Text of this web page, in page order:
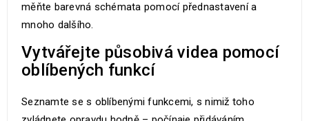
měňte barevná schémata pomocí přednastavení a
mnoho dalšího.
Vytvářejte působivá videa pomocí
oblíbených funkcí
Seznamte se s oblíbenými funkcemi, s nimiž toho